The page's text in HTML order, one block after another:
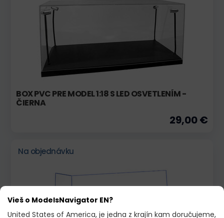
BOX PVC PRE MODEL 1:18 S LED OSVETLENÍM -
ČIERNA
29,00 €
Na objednávku
Vieš o ModelsNavigator EN?
United States of America, je jedna z krajín kam doručujeme,